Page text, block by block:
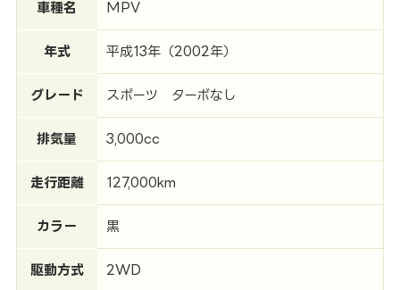
車種名 MPV
年式 平成13年（2002年）
グレード スポーツ ターボなし
排気量 3,000cc
走行距離 127,000km
カラー 黒
駆動方式 2WD